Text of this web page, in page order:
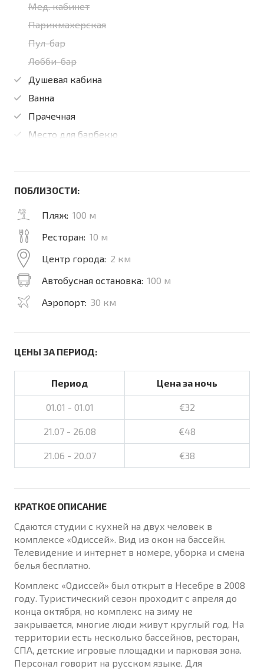
Мед. кабинет
Парикмахерская
Пул-бар
Лобби-бар
Душевая кабина
Ванна
Прачечная
Место для барбекю
ПОБЛИЗОСТИ:
Пляж: 100 м
Ресторан: 10 м
Центр города: 2 км
Автобусная остановка: 100 м
Аэропорт: 30 км
ЦЕНЫ ЗА ПЕРИОД:
Период Цена за ночь
01.01 - 01.01 €32
21.07 - 26.08 €48
21.06 - 20.07 €38
КРАТКОЕ ОПИСАНИЕ
Сдаются студии с кухней на двух человек в
комплексе «Одиссей». Вид из окон на бассейн.
Телевидение и интернет в номере, уборка и смена
белья бесплатно.
Комплекс «Одиссей» был открыт в Несебре в 2008
году. Туристический сезон проходит с апреля до
конца октября, но комплекс на зиму не
закрывается, многие люди живут круглый год. На
территории есть несколько бассейнов, ресторан,
СПА, детские игровые площадки и парковая зона.
Персонал говорит на русском языке. Для